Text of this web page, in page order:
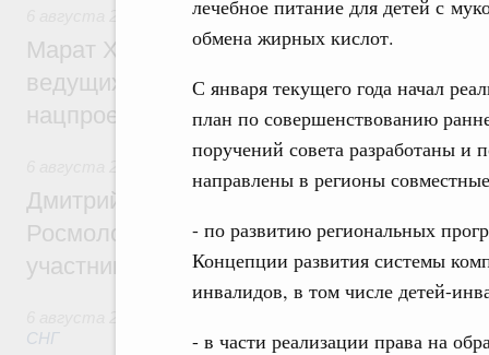
лечебное питание для детей с
обмена жирных кислот.
С января текущего года начал
план по совершенствованию
поручений совета разработаны и
направлены в регионы
- по развитию региональных
Концепции развития системы
инвалидов, в том числе детей-
- в части реализации права на
Национальный проект «Инфраструктура
Марат Хуснуллин: Порядка 200
ведущих к спортивным объектам,
нацпроекту «Инфраструктура для
Молодёжная политика
Дмитрий Чернышенко, Сергей Кравцов и
Росмолодёжи Григорий Гуров
участников проекта «Кольцо открытий»
СНГ